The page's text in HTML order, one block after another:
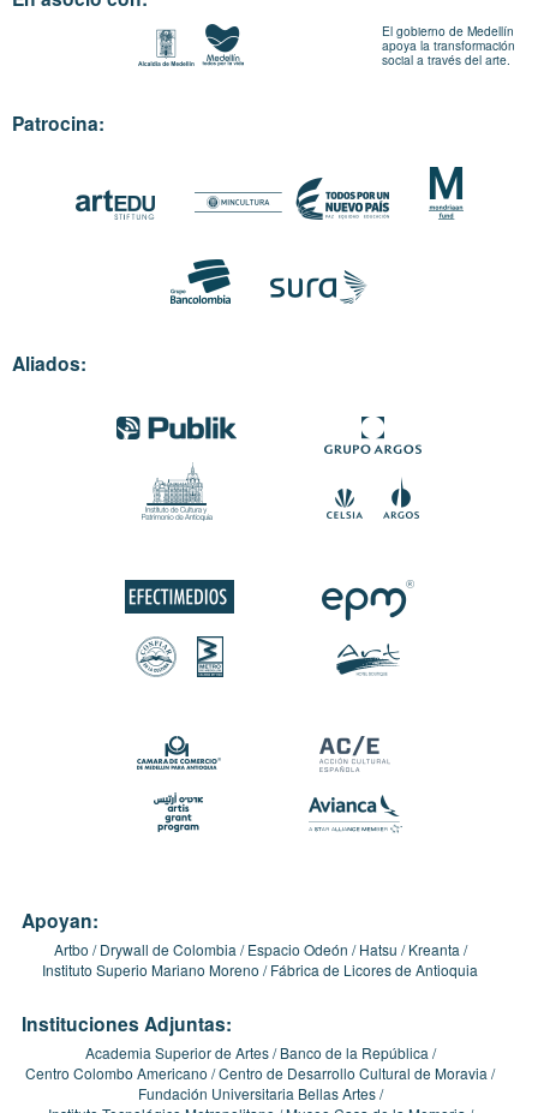
El gobierno de Medellín
apoya la transformación
social a través del arte.
Patrocina:
Aliados:
Apoyan:
Artbo Drywall de Colombia Espacio Odeón Hatsu
Kreanta
Instituto Superio Mariano Moreno
Fábrica de Licores de Antioquia
Instituciones Adjuntas:
Academia Superior de Artes
Banco de la República
Centro Colombo Americano Centro de Desarrollo Cultural de Moravia
Fundación Universitaria Bellas Artes